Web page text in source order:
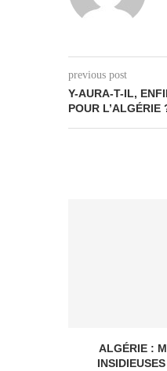
previous post
Y-AURA-T-IL,
POUR L’ALGÉRIE
ALGÉRIE :